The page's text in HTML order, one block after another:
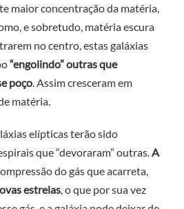
maior concentração da matéria,
e sobretudo, matéria escura
no centro, estas galáxias
“engolindo” outras que
poço . Assim cresceram em
matéria.
elípticas terão sido
que “devoraram” outras.A
do gás que acarreta,
estrelas, o que por sua vez